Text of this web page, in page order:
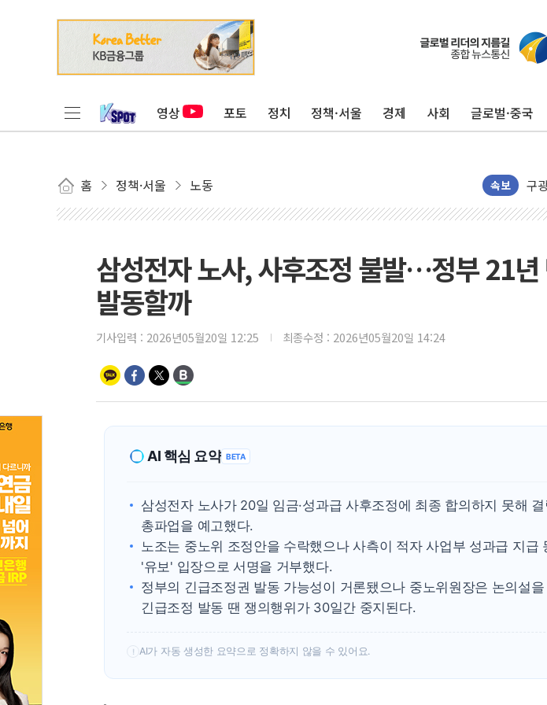
영상 포토 정치 정책·서울 경제 사회 글로벌·중국
홈 정책·서울 노동 속보
유
리
뉴
김
청
금
'
양
동
주
삼성전자 노사, 사후조정 불발…정부 21
발동할까
기사입력 : 2026년05월20일 12:25 최종수정 : 2026년05월20일 14:24
AI 핵심 요약 BETA
삼성전자 노사가 20일 임금·성과급 사후조정에 최종 합의하지 못해
총파업을 예고했다.
노조는 중노위 조정안을 수락했으나 사측이 적자 사업부 성과급 지급
'유보' 입장으로 서명을 거부했다.
정부의 긴급조정권 발동 가능성이 거론됐으나 중노위원장은 논의설
긴급조정 발동 땐 쟁의행위가 30일간 중지된다.
! AI가 자동 생성한 요약으로 정확하지 않을 수 있어요.